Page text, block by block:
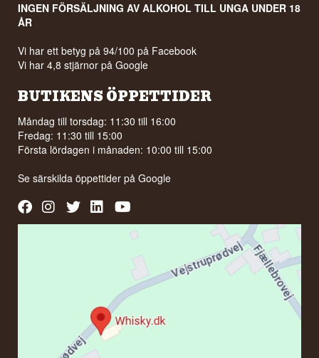
INGEN FÖRSÄLJNING AV ALKOHOL TILL UNGA UNDER 18
ÅR
Vi har ett betyg på 94/100 på Facebook
Vi har 4,8 stjärnor på Google
BUTIKENS ÖPPETTIDER
Måndag till torsdag: 11:30 till 16:00
Fredag: 11:30 till 15:00
Första lördagen i månaden: 10:00 till 15:00
Se särskilda öppettider påGoogle